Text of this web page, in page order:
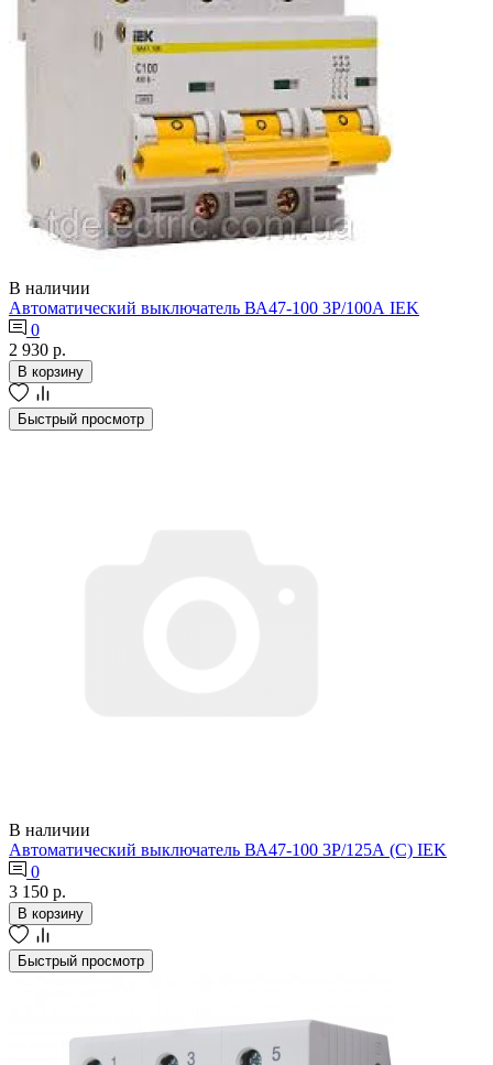
В наличии
Автоматический выключатель ВА47-100 3Р/100А IEK
0
2 930 р.
В корзину
Быстрый просмотр
В наличии
Автоматический выключатель ВА47-100 3Р/125А (C) IEK
0
3 150 р.
В корзину
Быстрый просмотр